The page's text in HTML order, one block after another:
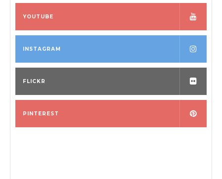
YOUTUBE
INSTAGRAM
FLICKR
PINTEREST